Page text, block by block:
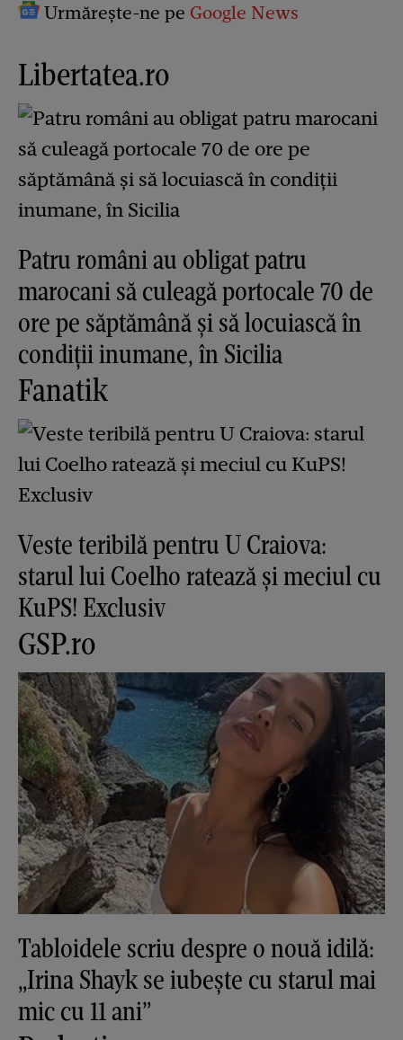
Urmărește-ne pe Google News
Libertatea.ro
Patru români au obligat patru
marocani să culeagă portocale 70 de
ore pe săptămână și să locuiască în
condiții inumane, în Sicilia
Fanatik
Veste teribilă pentru U Craiova:
starul lui Coelho ratează și meciul cu
KuPS! Exclusiv
GSP.ro
Tabloidele scriu despre o nouă idilă:
„Irina Shayk se iubește cu starul mai
mic cu 11 ani”